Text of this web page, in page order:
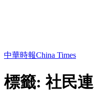
中華時報China Times
標籤: 社民連